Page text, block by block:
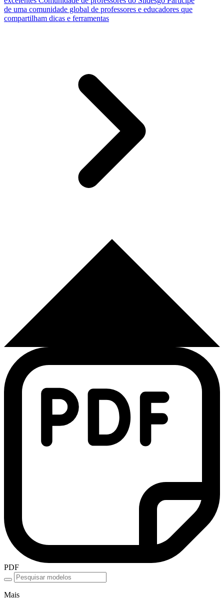
de uma comunidade global de professores e educadores que
compartilham dicas e ferramentas
PDF
Mais